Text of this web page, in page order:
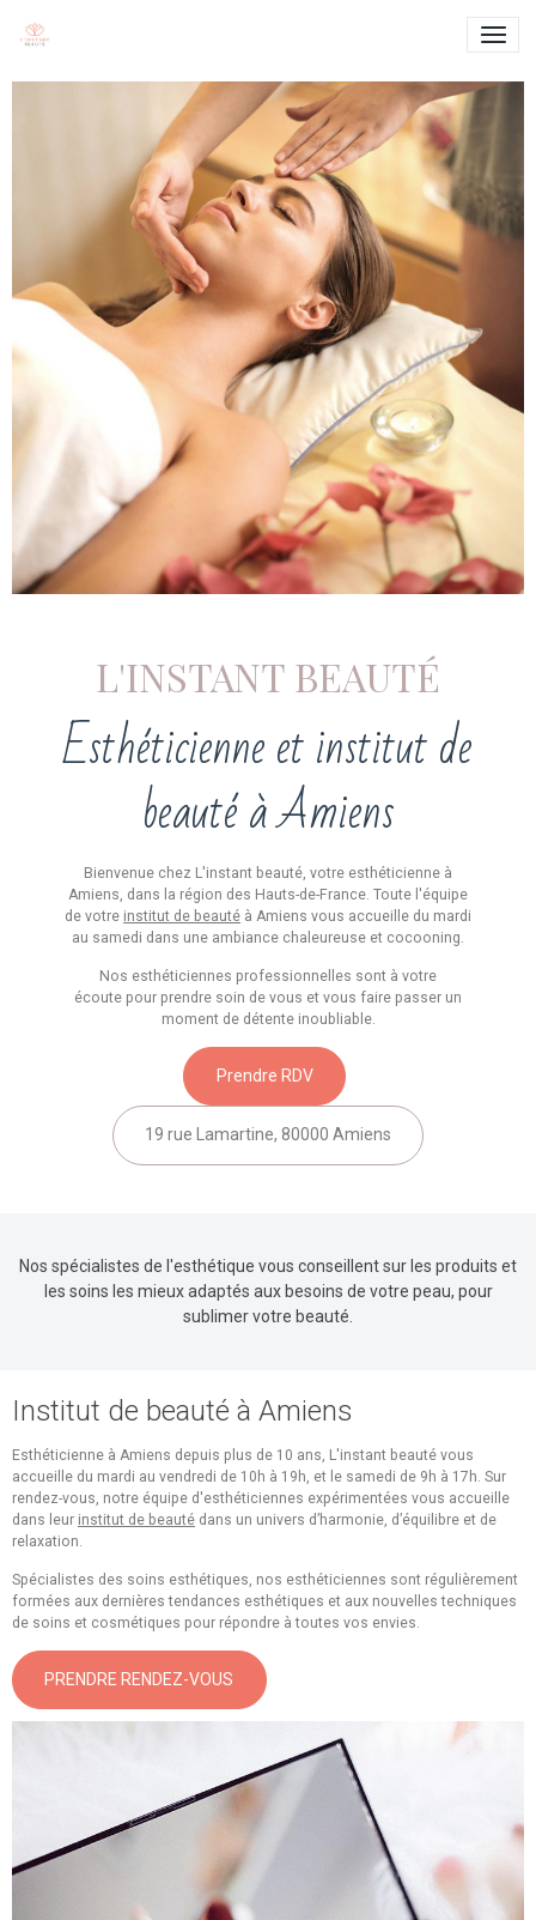
L'INSTANT BEAUTÉ
Esthéticienne et institut de
beauté à Amiens
Bienvenue chez L'instant beauté, votre esthéticienne à
Amiens, dans la région des Hauts-de-France. Toute l'équipe
de votre institut de beauté à Amiens vous accueille du mardi
au samedi dans une ambiance chaleureuse et cocooning.
Nos esthéticiennes professionnelles sont à votre
écoute pour prendre soin de vous et vous faire passer un
moment de détente inoubliable.
Prendre RDV
19 rue Lamartine, 80000 Amiens
Nos spécialistes de l'esthétique vous conseillent sur les produits et
les soins les mieux adaptés aux besoins de votre peau, pour
sublimer votre beauté.
Institut de beauté à Amiens
Esthéticienne à Amiens depuis plus de 10 ans, L'instant beauté vous
accueille du mardi au vendredi de 10h à 19h, et le samedi de 9h à 17h. Sur
rendez-vous, notre équipe d'esthéticiennes expérimentées vous accueille
dans leur institut de beauté dans un univers d’harmonie, d’équilibre et de
relaxation.
Spécialistes des soins esthétiques, nos esthéticiennes sont régulièrement
formées aux dernières tendances esthétiques et aux nouvelles techniques
de soins et cosmétiques pour répondre à toutes vos envies.
PRENDRE RENDEZ-VOUS